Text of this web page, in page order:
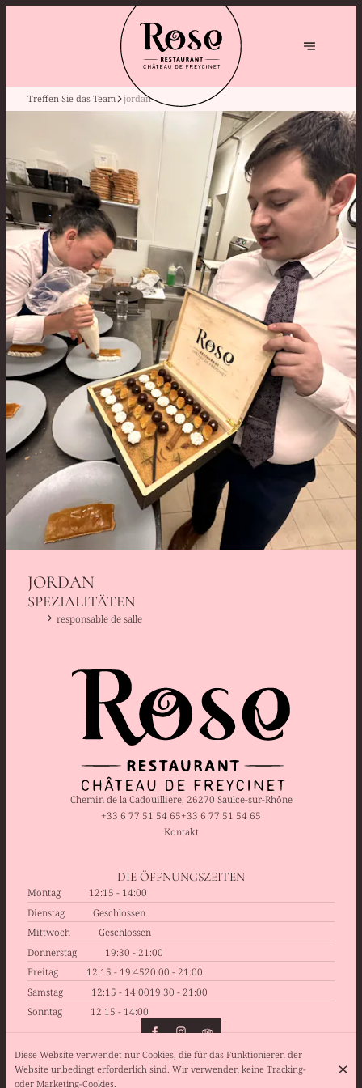
Treffen Sie das Team jordan
JORDAN
SPEZIALITÄTEN
responsable de salle
Chemin de la Cadouillière, 26270 Saulce-sur-Rhône
+33 6 77 51 54 65+33 6 77 51 54 65
Kontakt
DIE ÖFFNUNGSZEITEN
Montag
12:15 - 14:00
Dienstag
Geschlossen
Mittwoch
Geschlossen
Donnerstag
19:30 - 21:00
Freitag
12:15 - 19:4520:00 - 21:00
Samstag
12:15 - 14:0019:30 - 21:00
Sonntag
12:15 - 14:00
© Rose Restaurant - Château de Freycinet 2026
Diese Website verwendet nur Cookies, die für das Funktionieren der
Website unbedingt erforderlich sind. Wir verwenden keine Tracking-
oder Marketing-Cookies.